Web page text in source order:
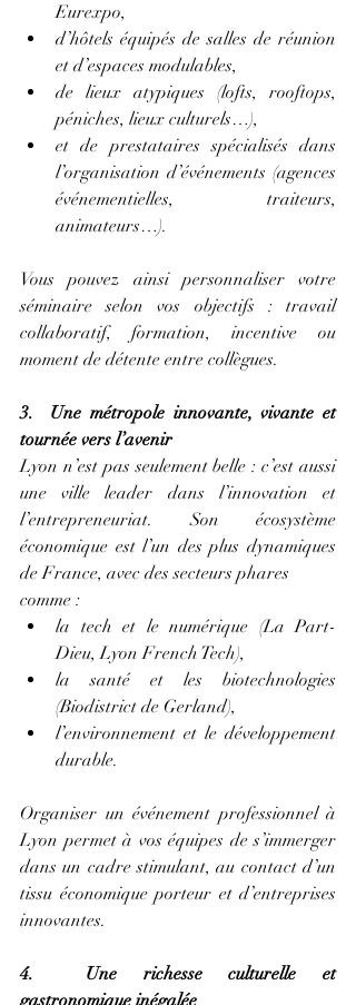
Eurexpo,
d’hôtels équipés de salles de réunion
et d’espaces modulables,
de lieux atypiques (lofts, rooftops,
péniches, lieux culturels…),
et de prestataires spécialisés dans
l’organisation d’événements (agences
événementielles, traiteurs,
animateurs…).
Vous pouvez ainsi personnaliser votre
séminaire selon vos objectifs : travail
collaboratif, formation, incentive ou
moment de détente entre collègues.
3.  Une métropole innovante, vivante et
tournée vers l’avenir
Lyon n’est pas seulement belle : c’est aussi
une ville leader dans l’innovation et
l’entrepreneuriat. Son écosystème
économique est l’un des plus dynamiques
de France, avec des secteurs phares
comme :
la tech et le numérique (La Part-
Dieu, Lyon French Tech),
la santé et les biotechnologies
(Biodistrict de Gerland),
l’environnement et le développement
durable.
Organiser un événement professionnel à
Lyon permet à vos équipes de s’immerger
dans un cadre stimulant, au contact d’un
tissu économique porteur et d’entreprises
innovantes.
4.  Une richesse culturelle et
gastronomique inégalée